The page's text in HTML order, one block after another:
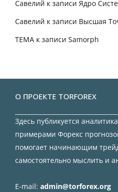
Савелий к записи Ядро
Савелий к записи Высшая
TEMA к записи Samorph
О ПРОЕКТЕ TORFOREX
Здесь публикуется
примерами Форекс
помогает начинающим
самостоятельно мыслить и
E-mail: admin@torforex.org